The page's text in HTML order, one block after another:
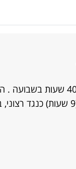
אני עובד 5 ימים 40
לשעות העבודה (9